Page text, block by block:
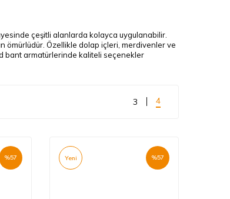
çeşitli alanlarda kolayca uygulanabilir.
ömürlüdür. Özellikle dolap içleri, merdivenler ve
bant armatürlerinde kaliteli seçenekler
3 4
%57 %57
Yeni